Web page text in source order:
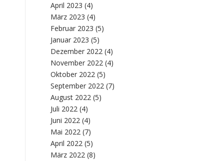
April 2023 (4)
März 2023 (4)
Februar 2023 (5)
Januar 2023 (5)
Dezember 2022 (4)
November 2022 (4)
Oktober 2022 (5)
September 2022 (7)
August 2022 (5)
Juli 2022 (4)
Juni 2022 (4)
Mai 2022 (7)
April 2022 (5)
März 2022 (8)